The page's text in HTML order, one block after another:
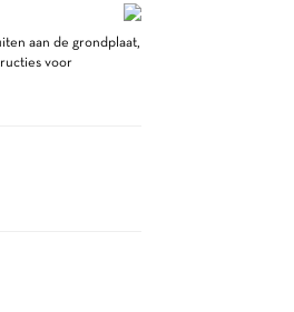
aan de grondplaat,
voor